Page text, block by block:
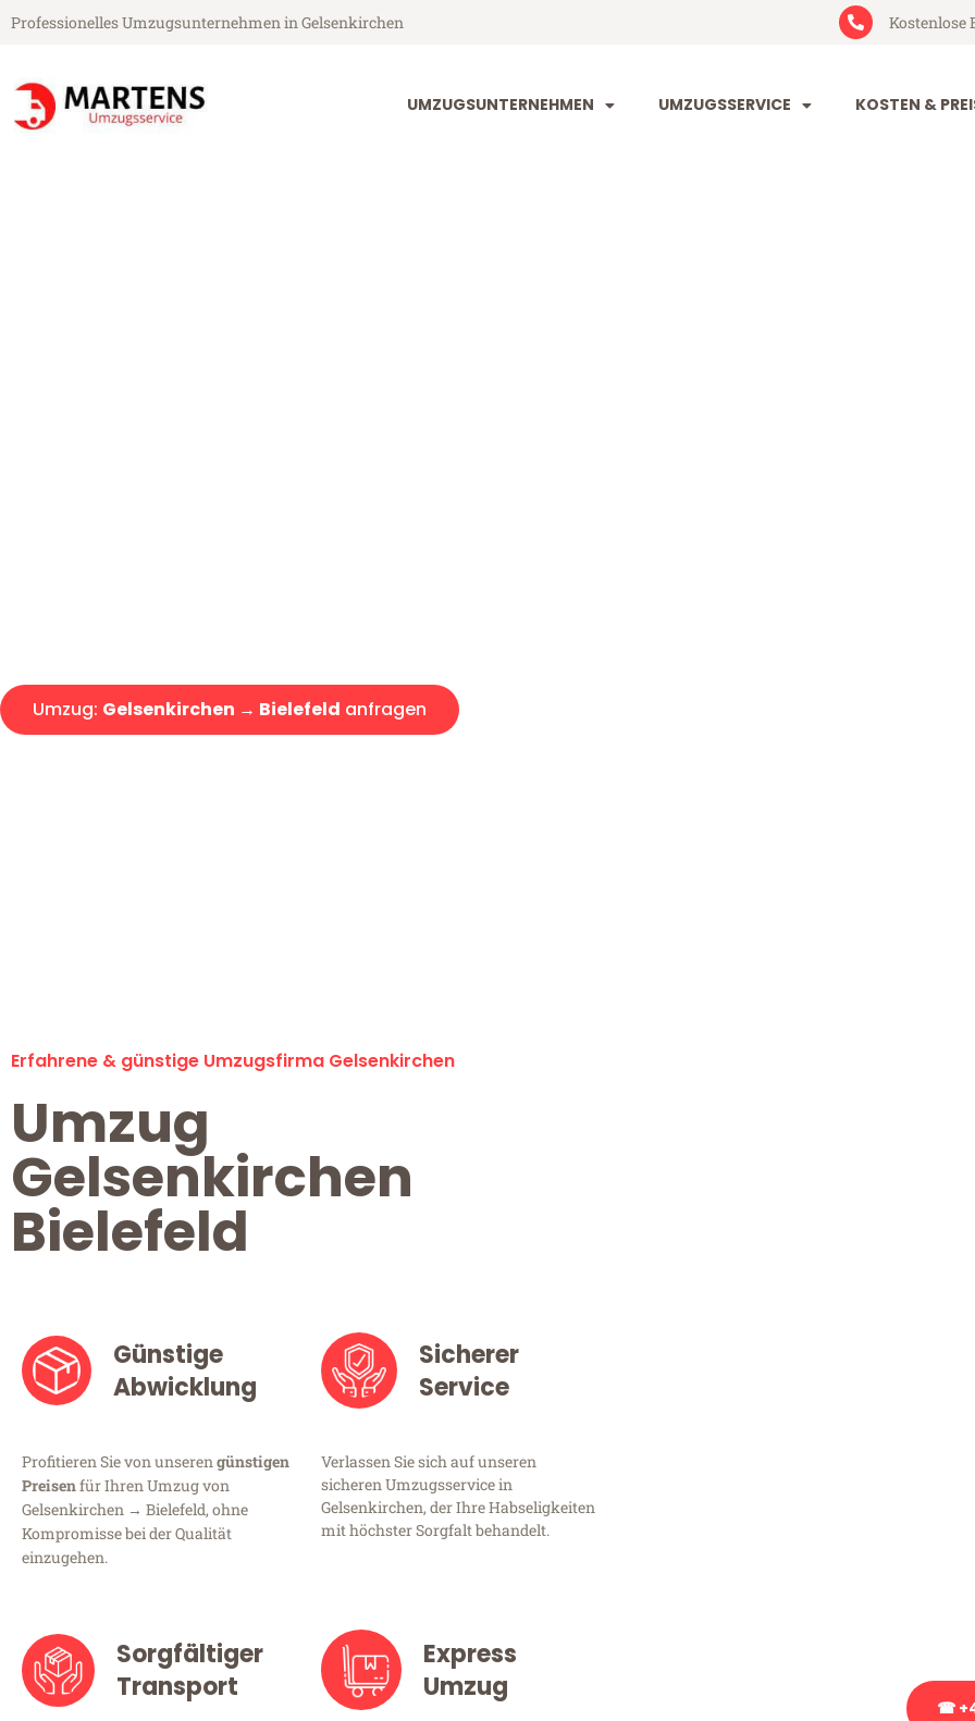
Professionelles Umzugsunternehmen in Gelsenkirchen Kostenlose
UMZUGSUNTERNEHMEN UMZUGSSERVICE KOSTEN &
Umzug: Gelsenkirchen → Bielefeld anfragen
Erfahrene & günstige Umzugsfirma Gelsenkirchen
Umzug
Gelsenkirchen
Bielefeld
Günstige
Abwicklung
Profitieren Sie von unserengünstigen
Preisenfür Ihren Umzug von
Gelsenkirchen → Bielefeld, ohne
Kompromisse bei der Qualität
einzugehen.
Sicherer
Service
Verlassen Sie sich auf unseren
sicheren Umzugsservice in
Gelsenkirchen, der Ihre Habseligkeiten
mit höchster Sorgfalt behandelt.
Sorgfältiger
Transport
Express
Umzug
☎